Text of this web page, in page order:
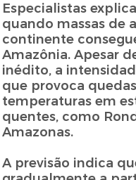
Especialistas
quando massas de
continente
Amazônia. Apesar
inédito, a
que provoca
temperaturas em
quentes, como
Amazonas.
A previsão indica